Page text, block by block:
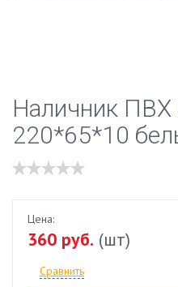
Наличник ПВХ
220*65*10
Цена:
360 руб. (шт)
Сравнить